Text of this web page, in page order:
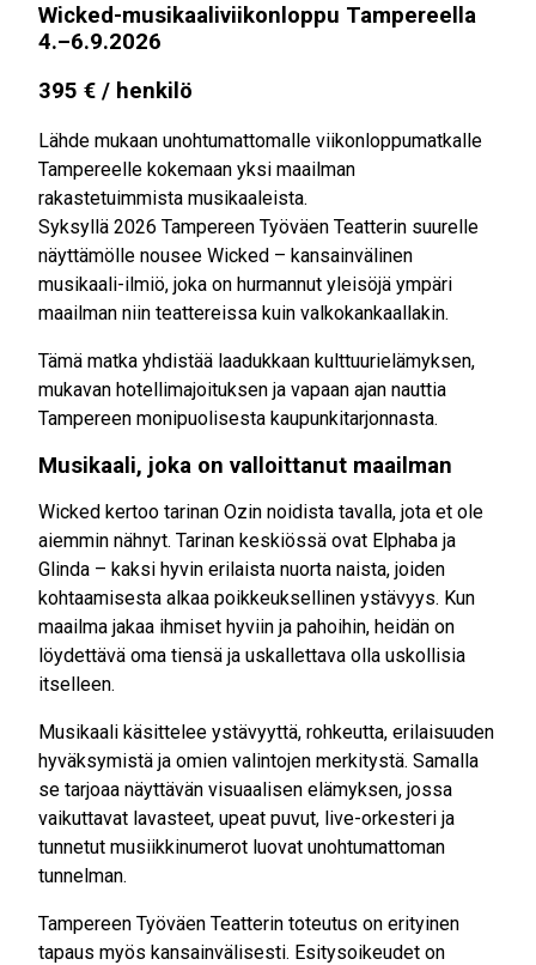
Wicked-musikaaliviikonloppu Tampereella
4.–6.9.2026
395 € / henkilö
Lähde mukaan unohtumattomalle viikonloppumatkalle
Tampereelle kokemaan yksi maailman
rakastetuimmista musikaaleista.
Syksyllä 2026 Tampereen Työväen Teatterin suurelle
näyttämölle nousee Wicked – kansainvälinen
musikaali-ilmiö, joka on hurmannut yleisöjä ympäri
maailman niin teattereissa kuin valkokankaallakin.
Tämä matka yhdistää laadukkaan kulttuurielämyksen,
mukavan hotellimajoituksen ja vapaan ajan nauttia
Tampereen monipuolisesta kaupunkitarjonnasta.
Musikaali, joka on valloittanut maailman
Wicked kertoo tarinan Ozin noidista tavalla, jota et ole
aiemmin nähnyt. Tarinan keskiössä ovat Elphaba ja
Glinda – kaksi hyvin erilaista nuorta naista, joiden
kohtaamisesta alkaa poikkeuksellinen ystävyys. Kun
maailma jakaa ihmiset hyviin ja pahoihin, heidän on
löydettävä oma tiensä ja uskallettava olla uskollisia
itselleen.
Musikaali käsittelee ystävyyttä, rohkeutta, erilaisuuden
hyväksymistä ja omien valintojen merkitystä. Samalla
se tarjoaa näyttävän visuaalisen elämyksen, jossa
vaikuttavat lavasteet, upeat puvut, live-orkesteri ja
tunnetut musiikkinumerot luovat unohtumattoman
tunnelman.
Tampereen Työväen Teatterin toteutus on erityinen
tapaus myös kansainvälisesti. Esitysoikeudet on